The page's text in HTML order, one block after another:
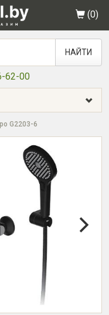
(0)
НАЙТИ
62-00
G2203-6